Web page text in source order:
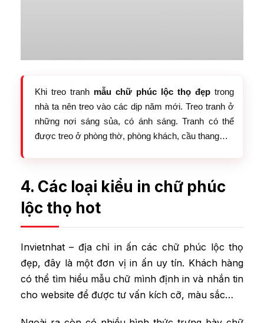
Khi treo tranh mẫu chữ phúc lộc thọ đẹp trong
nhà ta nên treo vào các dịp năm mới. Treo tranh ở
những nơi sáng sủa, có ánh sáng. Tranh có thể
được treo ở phòng thờ, phòng khách, cầu thang…
4. Các loại kiểu in chữ phúc
lộc thọ hot
Invietnhat – địa chỉ in ấn các chữ phúc lộc thọ
đẹp, đây là một đơn vị in ấn uy tín. Khách hàng
có thể tìm hiểu mẫu chữ mình định in và nhắn tin
cho website để được tư vấn kích cỡ, màu sắc…